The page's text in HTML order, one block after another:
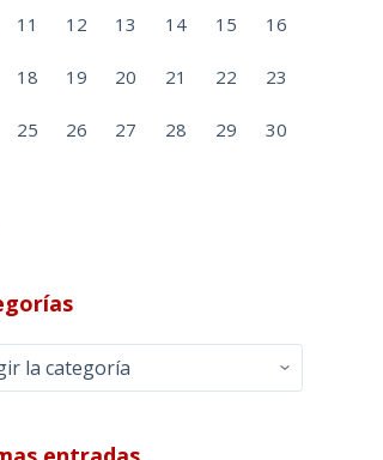
11 12 13 14 15 16
18 19 20 21 22 23
25 26 27 28 29 30